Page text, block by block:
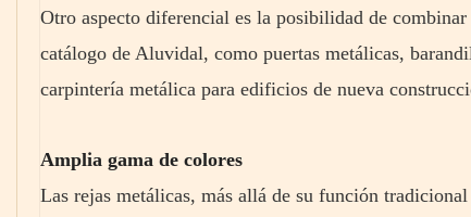
Otro aspecto diferencial es la posibilidad de
catálogo de Aluvidal, como puertas metálicas,
carpintería metálica para edificios de nueva
Amplia gama de colores
Las rejas metálicas, más allá de su función